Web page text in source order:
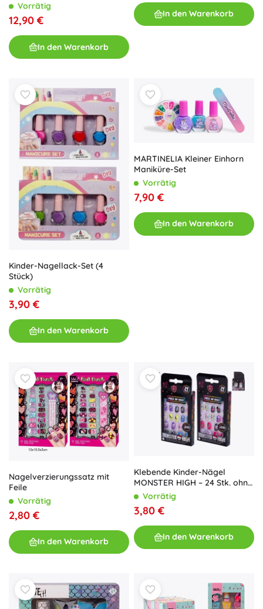
Vorrätig
12,90 €
In den Warenkorb
In den Warenkorb
Kinder-Nagellack-Set (4
Stück)
Vorrätig
3,90 €
In den Warenkorb
MARTINELIA Kleiner Einhorn
Maniküre-Set
Vorrätig
7,90 €
In den Warenkorb
Nagelverzierungssatz mit
Feile
Vorrätig
2,80 €
In den Warenkorb
Klebende Kinder-Nägel
MONSTER HIGH – 24 Stk. ohne
Kleber
Vorrätig
3,80 €
In den Warenkorb